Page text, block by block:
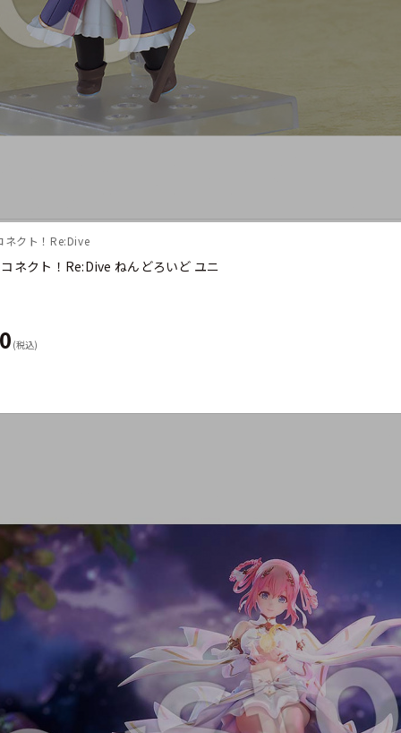
ネクト！Re:Dive
ネクト！Re:Dive ねんどろいど ユニ
(税込)